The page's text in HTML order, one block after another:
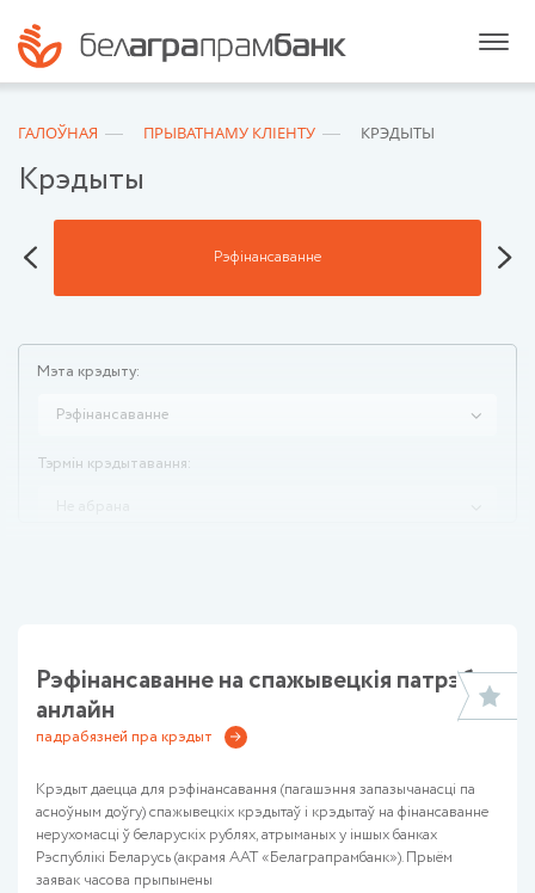
ГАЛОЎНАЯ ПРЫВАТНАМУ КЛІЕНТУ КРЭДЫТЫ
Крэдыты
Рэфінансаванне
Мэта крэдыту:
Рэфінансаванне
Тэрмін крэдытавання:
Рэфінансаванне на спажывецкія патрэбы
анлайн
падрабязней пра крэдыт
Крэдыт даецца для рэфінансавання (пагашэння запазычанасці па
асноўным доўгу) спажывецкіх крэдытаў і крэдытаў на фінансаванне
нерухомасці ў беларускіх рублях, атрыманых у іншых банках
Рэспублікі Беларусь (акрамя ААТ «Белаграпрамбанк»). Прыём
заявак часова прыпынены